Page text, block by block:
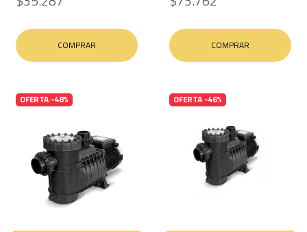
COMPRAR COMPRAR
OFERTA -48% OFERTA -46%